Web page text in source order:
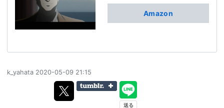
Amazon
k_yahata 2020-05-09 21:15